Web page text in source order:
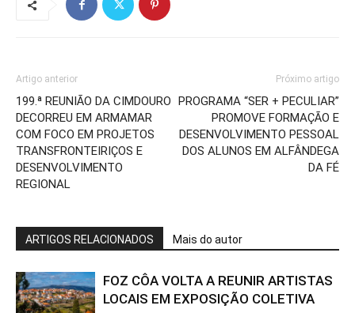
Artigo anterior
199.ª REUNIÃO DA CIMDOURO
DECORREU EM ARMAMAR
COM FOCO EM PROJETOS
TRANSFRONTEIRIÇOS E
DESENVOLVIMENTO
REGIONAL
Próximo artigo
PROGRAMA “SER + PECULIAR”
PROMOVE FORMAÇÃO E
DESENVOLVIMENTO PESSOAL
DOS ALUNOS EM ALFÂNDEGA
DA FÉ
ARTIGOS RELACIONADOS Mais do autor
FOZ CÔA VOLTA A REUNIR ARTISTAS
LOCAIS EM EXPOSIÇÃO COLETIVA